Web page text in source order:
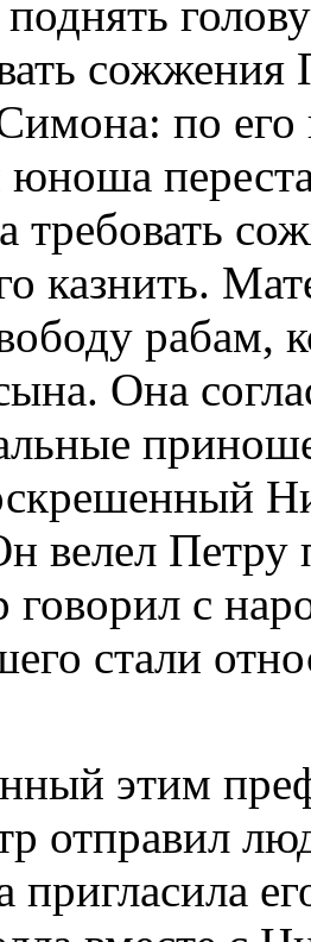
по
требовать
казнить.
Она
велел Петру
говорил с
стали
этим
отправил
пригласила